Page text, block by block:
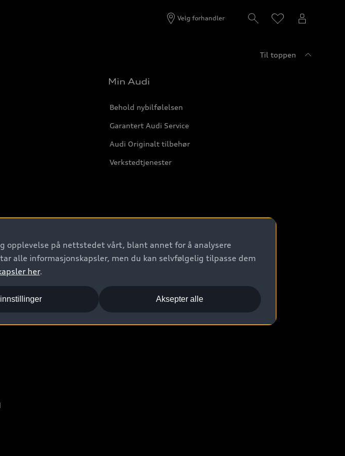
Velg forhandler
Til toppen
Min Audi
Behold nybilfølelsen
Garantert Audi Service
Audi Originalt tilbehør
Verkstedtjenester
opplevelse på nettstedet vårt, blant annet for å analysere
alle informasjonskapsler, men du kan selvfølgelig tilpasse dem
her.
Aksepter alle